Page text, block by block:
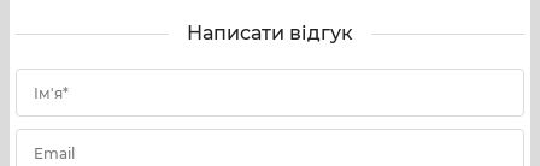
Написати відгук
Ім'я*
Email